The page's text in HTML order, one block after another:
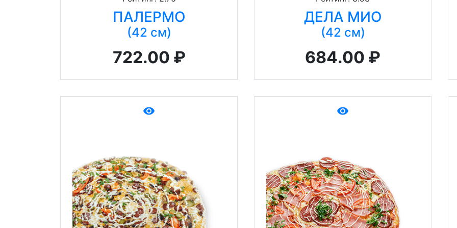
ПАЛЕРМО
(42 см)
722.00 ₽
ДЕЛА МИО
(42 см)
684.00 ₽
remove_red_eye remove_red_eye